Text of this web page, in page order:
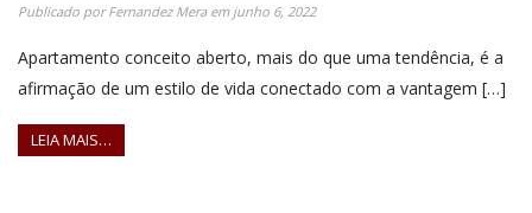
Publicado porFernandez Meraem junho 6, 2022
Apartamento conceito aberto, mais do que uma tendência, é a
afirmação de um estilo de vida conectado com a vantagem […]
LEIA MAIS…